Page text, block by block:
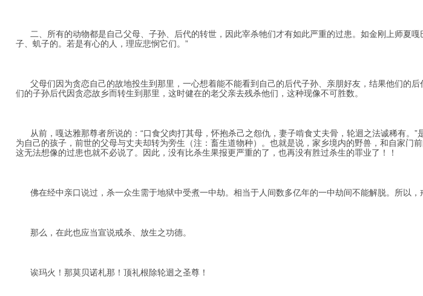
二、所有的动物都是自己父母、子孙、后代的转世，因此宰杀牠们才有如此严重的过患。如金刚上师夏
子、虮子的。若是有心的人，理应悲悯它们。”
父母们因为贪恋自己的故地投生到那里，一心想着能不能看到自己的后代子孙、亲朋好友，结果他们的
们的子孙后代因贪恋故乡而转生到那里，这时健在的老父亲去残杀他们，这种现像不可胜数。
从前，嘎达雅那尊者所说的：“口食父肉打其母，怀抱杀己之怨仇，妻子啃食丈夫骨，轮迴之法诚稀有。
为自己的孩子，前世的父母与丈夫却转为旁生（注：畜生道物种）。也就是说，家乡境内的野兽，和自家
这无法想像的过患也就不必说了。因此，没有比杀生果报更严重的了，也再没有胜过杀生的罪业了！！
佛在经中亲口说过，杀一众生需于地狱中受煮一中劫。相当于人间数多亿年的一中劫间不能解脱。所以，
那么，在此也应当宣说戒杀、放生之功德。
诶玛火！那莫贝诺札那！顶礼根除轮迴之圣尊！